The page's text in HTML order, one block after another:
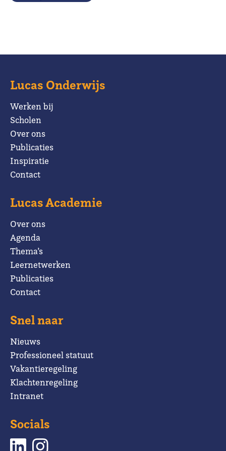
Lucas Onderwijs
Werken bij
Scholen
Over ons
Publicaties
Inspiratie
Contact
Lucas Academie
Over ons
Agenda
Thema’s
Leernetwerken
Publicaties
Contact
Snel naar
Nieuws
Professioneel statuut
Vakantieregeling
Klachtenregeling
Intranet
Socials